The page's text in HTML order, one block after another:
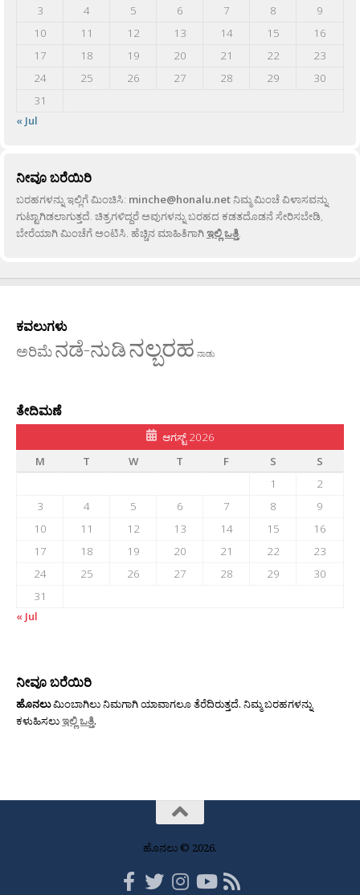
3
4 5 6 7 8
9
10
11 12 13 14 15
16
17
18 19 20 21 22
23
24
25 26 27 28 29
30
31
« Jul
ನೀವೂ ಬರೆಯಿರಿ
ಬರಹಗಳನ್ನು ಇಲ್ಲಿಗೆ ಮಿಂಚಿಸಿ: minche@honalu.netನಿಮ್ಮ ಮಿಂಚೆ ವಿಳಾಸವನ್ನು
ಗುಟ್ಟಾಗಿಡಲಾಗುತ್ತದೆ. ಚಿತ್ರಗಳಿದ್ದರೆ ಅವುಗಳನ್ನು ಬರಹದ ಕಡತದೊಡನೆ ಸೇರಿಸಬೇಡಿ,
ಬೇರೆಯಾಗಿ ಮಿಂಚೆಗೆ ಅಂಟಿಸಿ. ಹೆಚ್ಚಿನ ಮಾಹಿತಿಗಾಗಿಇಲ್ಲಿ ಒತ್ತಿ.
ಕವಲುಗಳು
ಅರಿಮೆನಡೆ-ನುಡಿನಲ್ಬರಹ ನಾಡು
ತೇದಿಮಣೆ
ಆಗಸ್ಟ್ 2026
M
T W T F S
S
1
2
3
4 5 6 7 8
9
10
11 12 13 14 15
16
17
18 19 20 21 22
23
24
25 26 27 28 29
30
31
« Jul
ನೀವೂ ಬರೆಯಿರಿ
ಹೊನಲುಮಿಂಬಾಗಿಲು ನಿಮಗಾಗಿ ಯಾವಾಗಲೂ ತೆರೆದಿರುತ್ತದೆ. ನಿಮ್ಮ ಬರಹಗಳನ್ನು
ಕಳುಹಿಸಲುಇಲ್ಲಿ ಒತ್ತಿ.
ಹೊನಲು © 2026.